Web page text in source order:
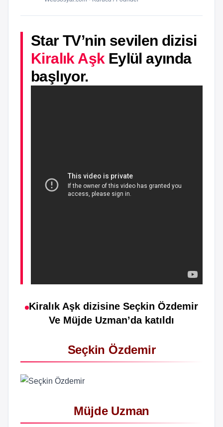
Star TV’nin sevilen dizisi
Kiralık Aşk Eylül ayında
başlıyor.
Kiralık Aşk dizisine Seçkin Özdemir
Ve Müjde Uzman’da katıldı
Seçkin Özdemir
Müjde Uzman